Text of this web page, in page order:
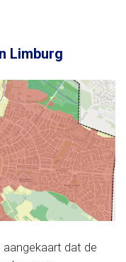
Limburg
dat de